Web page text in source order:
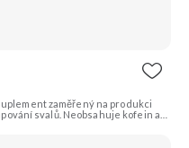
zaměřený na produkci
svalů. Neobsahuje kofein ani